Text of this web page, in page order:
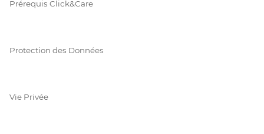
Prérequis Click&Care
Protection des Données
Vie Privée